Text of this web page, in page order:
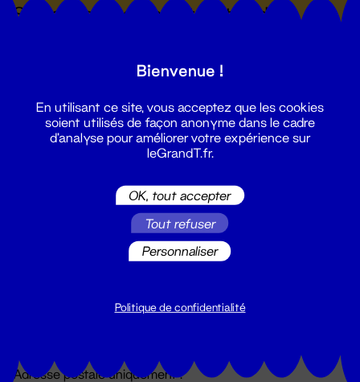
Suivez toutes les actualités du
Du lundi au vendredi 14h → 18h
Adresse postale uniquement :
Bienvenue !
En utilisant ce site, vous acceptez que les cookies
soient utilisés de façon anonyme dans le cadre
d'analyse pour améliorer votre expérience sur
leGrandT.fr.
OK, tout accepter
Tout refuser
Personnaliser
Politique de confidentialité